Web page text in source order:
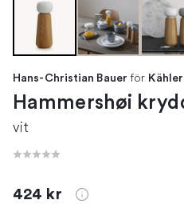
Hans-Christian Bauer för Kähler
Hammershøi
vit
424 kr